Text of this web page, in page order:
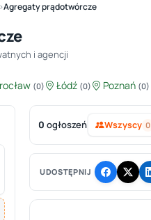
›Agregaty prądotwórcze
i agencji
(0) Łódź (0) Poznań (0)
0 ogłoszeń Wszyscy 0
UDOSTĘPNIJ